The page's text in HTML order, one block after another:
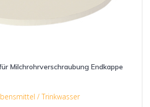
Milchrohrverschraubung Endkappe
/ Trinkwasser